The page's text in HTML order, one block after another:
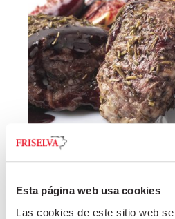
Esta página web usa cookies
Las cookies de este sitio web
CHEEKS WITH PORT